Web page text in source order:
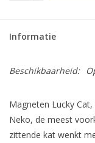
Informatie
Beschikbaarheid:
Magneten Lucky
Neko, de meest
zittende kat wenkt